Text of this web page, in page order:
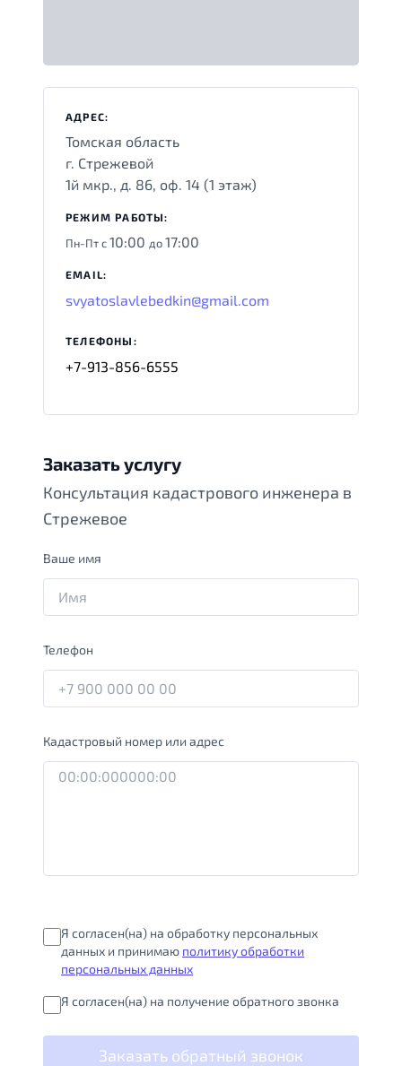
АДРЕС:
Томская область
г. Стрежевой
1й мкр., д. 86, оф. 14 (1 этаж)
РЕЖИМ РАБОТЫ:
Пн-Пт с10:00 до17:00
EMAIL:
svyatoslavlebedkin@gmail.com
ТЕЛЕФОНЫ:
+7-913-856-6555
Заказать услугу
Консультация кадастрового инженера в
Стрежевое
Ваше имя
Телефон
Кадастровый номер или адрес
Я согласен(на) на обработку персональных
данных и принимаю политику обработки
персональных данных
Я согласен(на) на получение обратного звонка
Заказать обратный звонок